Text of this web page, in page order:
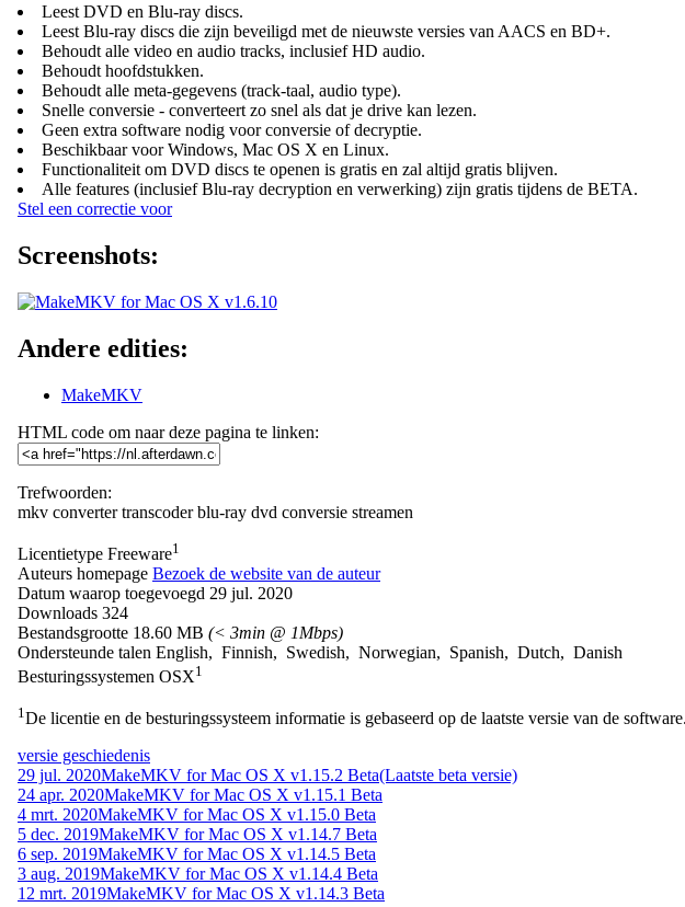
Leest DVD en Blu-ray discs.
Leest Blu-ray discs die zijn beveiligd met de nieuwste versies van AACS en BD+.
Behoudt alle video en audio tracks, inclusief HD audio.
Behoudt hoofdstukken.
Behoudt alle meta-gegevens (track-taal, audio type).
Snelle conversie - converteert zo snel als dat je drive kan lezen.
Geen extra software nodig voor conversie of decryptie.
Beschikbaar voor Windows, Mac OS X en Linux.
Functionaliteit om DVD discs te openen is gratis en zal altijd gratis blijven.
Alle features (inclusief Blu-ray decryption en verwerking) zijn gratis tijdens de BETA.
Stel een correctie voor
Screenshots:
Andere edities:
MakeMKV
HTML code om naar deze pagina te linken:
Trefwoorden:
mkv converter transcoder blu-ray dvd conversie streamen
Licentietype Freeware1
Auteurs homepage Bezoek de website van de auteur
Datum waarop toegevoegd 29 jul. 2020
Downloads 324
Bestandsgrootte 18.60 MB (< 3min @ 1Mbps)
Ondersteunde talen English, Finnish, Swedish, Norwegian, Spanish, Dutch, Danish
Besturingssystemen OSX1
1De licentie en de besturingssysteem informatie is gebaseerd op de laatste versie van de software.
versie geschiedenis
29 jul. 2020MakeMKV for Mac OS X v1.15.2 Beta(Laatste beta versie)
24 apr. 2020MakeMKV for Mac OS X v1.15.1 Beta
4 mrt. 2020MakeMKV for Mac OS X v1.15.0 Beta
5 dec. 2019MakeMKV for Mac OS X v1.14.7 Beta
6 sep. 2019MakeMKV for Mac OS X v1.14.5 Beta
3 aug. 2019MakeMKV for Mac OS X v1.14.4 Beta
12 mrt. 2019MakeMKV for Mac OS X v1.14.3 Beta